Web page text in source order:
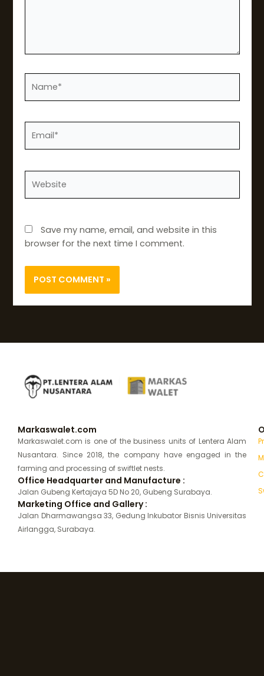
Save my name, email, and website in this
browser for the next time I comment.
Markaswalet.com
Markaswalet.com is one of the business units of Lentera Alam
Nusantara. Since 2018, the company have engaged in the
farming and processing of swiftlet nests.
Office Headquarter and Manufacture :
Jalan Gubeng Kertajaya 5D No 20, Gubeng Surabaya.
Marketing Office and Gallery :
Jalan Dharmawangsa 33, Gedung Inkubator Bisnis Universitas
Airlangga, Surabaya.